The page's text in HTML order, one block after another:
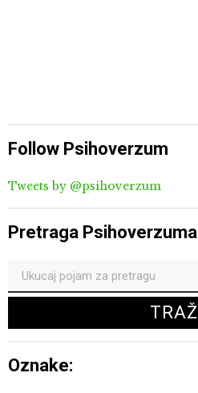
Follow Psihoverzum
Tweets by @psihoverzum
Pretraga Psihoverzuma
Oznake: